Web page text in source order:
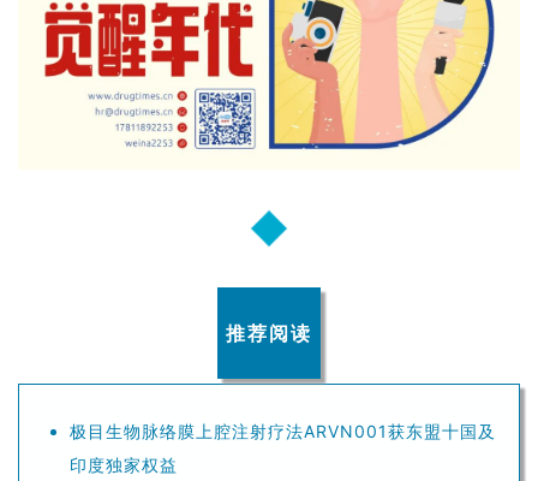
推荐阅读
极目生物脉络膜上腔注射疗法ARVN001获东盟十国及
印度独家权益